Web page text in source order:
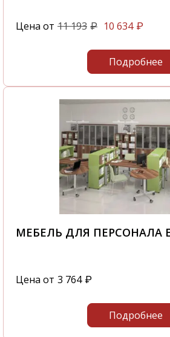
Цена от 11 193 ₽ 10 634 ₽
Подробнее
МЕБЕЛЬ ДЛЯ ПЕРСОНАЛА
Цена от 3 764 ₽
Подробнее